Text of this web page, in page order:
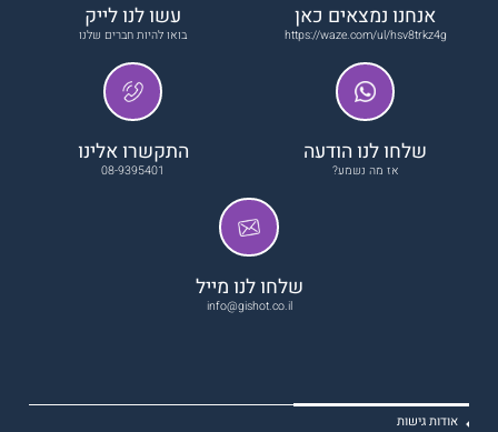
אנחנו נמצאים כאן
https://waze.com/ul/hsv8trkz4g
עשו לנו לייק
בואו להיות חברים שלנו
שלחו לנו הודעה
אז מה נשמע?
התקשרו אלינו
08-9395401
שלחו לנו מייל
info@gishot.co.il
אודות גישות